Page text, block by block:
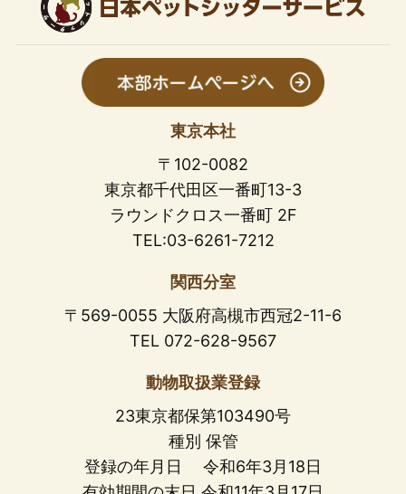
東京本社
〒102-0082
東京都千代田区一番町13-3
ラウンドクロス一番町 2F
TEL:03-6261-7212
関西分室
〒569-0055 大阪府高槻市西冠2-11-6
TEL 072-628-9567
動物取扱業登録
23東京都保第103490号
種別 保管
登録の年月日 令和6年3月18日